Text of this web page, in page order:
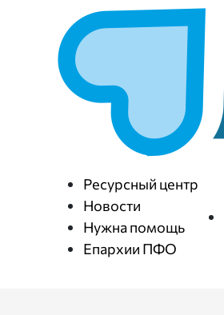
Ресурсный центр
Новости
Нужна помощь
Епархии ПФО